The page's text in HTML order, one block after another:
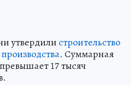
утвердили строительство
. Суммарная
17 тысяч